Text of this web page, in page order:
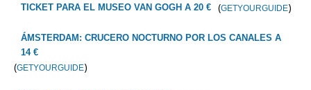
TICKET PARA EL MUSEO VAN GOGH A 20 € (GETYOURGUIDE)
ÁMSTERDAM: CRUCERO NOCTURNO POR LOS CANALES A
14 €
(GETYOURGUIDE)